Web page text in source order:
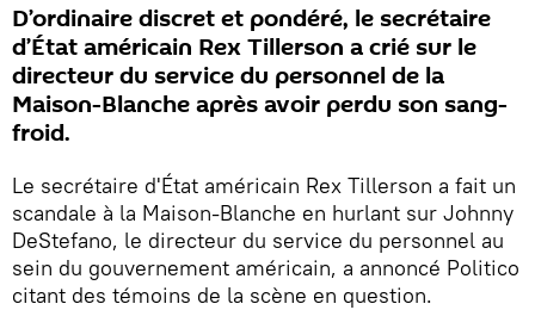
D’ordinaire discret et pondéré, le secrétaire
d’État américain Rex Tillerson a crié sur le
directeur du service du personnel de la
Maison-Blanche après avoir perdu son sang-
froid.
Le secrétaire d'État américain Rex Tillerson a fait un
scandale à la Maison-Blanche en hurlant sur Johnny
DeStefano, le directeur du service du personnel au
sein du gouvernement américain, a annoncé Politico
citant des témoins de la scène en question.